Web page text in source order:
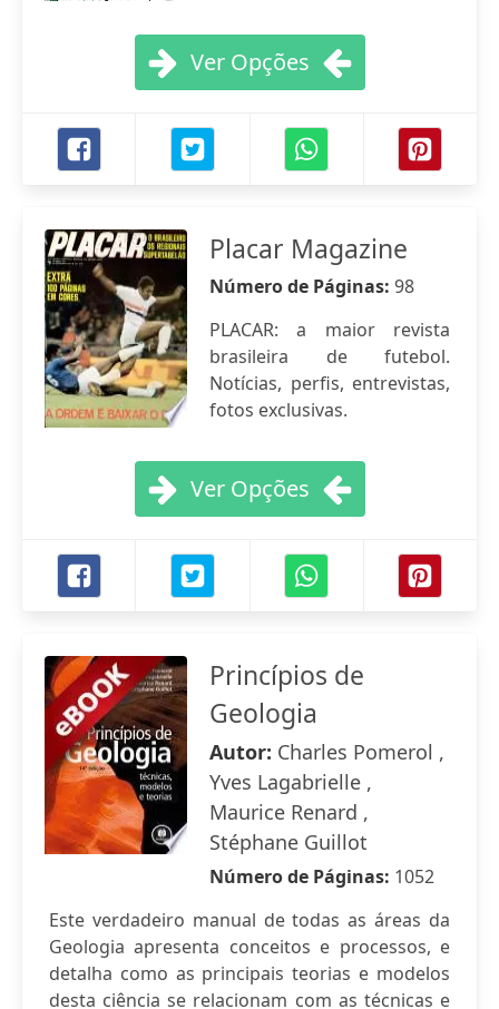
Ver Opções
Placar Magazine
Número de Páginas: 98
PLACAR: a maior revista
brasileira de futebol.
Notícias, perfis, entrevistas,
fotos exclusivas.
Ver Opções
Princípios de
Geologia
Autor: Charles Pomerol ,
Yves Lagabrielle ,
Maurice Renard ,
Stéphane Guillot
Número de Páginas: 1052
Este verdadeiro manual de todas as áreas da
Geologia apresenta conceitos e processos, e
detalha como as principais teorias e modelos
desta ciência se relacionam com as técnicas e